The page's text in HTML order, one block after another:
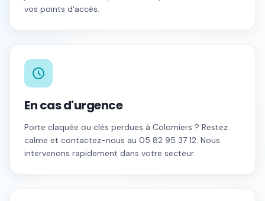
vos points d'accès.
En cas d'urgence
Porte claquée ou clés perdues à Colomiers ? Restez
calme et contactez-nous au 05 82 95 37 12. Nous
intervenons rapidement dans votre secteur.